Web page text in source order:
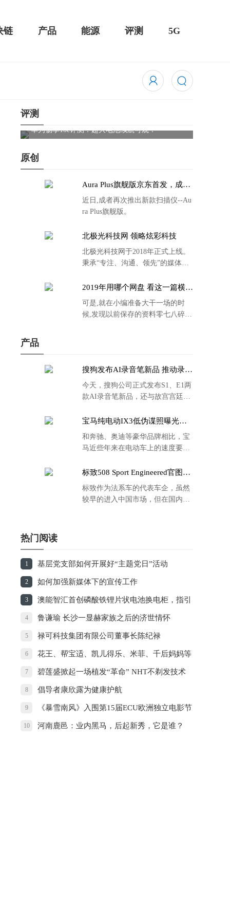
链 产品 能源 评测 5G
评测
骁龙855 Plus横扫千军！黑鲨游戏手机2 Pro评测：
原创
Aura Plus旗舰版京东首发，成者
近日,成者再次推出新款扫描仪--Au
ra Plus旗舰版。
北极光科技网 领略炫彩科技
北极光科技网于2018年正式上线。
秉承“专注、沟通、领先”的媒体理
2019年用哪个网盘 看这一篇横评
可是,就在小编准备大干一场的时
候,发现以前保存的资料零七八碎,
产品
搜狗发布AI录音笔新品 推动录音
今天，搜狗公司正式发布S1、E1两
款AI录音笔新品，还与故宫宫廷文
的故宫宫廷联名款。
宝马纯电动IX3低伪谍照曝光：
和奔驰、奥迪等豪华品牌相比，宝
马近些年来在电动车上的速度要慢
标致508 Sport Engineered官图发
标致作为法系车的代表车企，虽然
较早的进入中国市场，但在国内的
热门阅读
1 基层党支部如何开展好“主题党日”活动
2 如何加强新媒体下的宣传工作
3 澳能智汇首创磷酸铁锂片状电池换电柜，指引
智能“换电”大趋势
4 鲁谦瑜 长沙一显赫家族之后的济世情怀
5 禄可科技集团有限公司董事长陈纪禄
6 花王、帮宝适、凯儿得乐、米菲、千后妈妈等
12款常用婴儿纸尿裤的深度对比！
7 碧莲盛掀起一场植发“革命” NHT不剃发技术
诞生
8 倡导者康欣露为健康护航
9 《暴雪南风》入围第15届ECU欧洲独立电影节
10 河南鹿邑：业内黑马，后起新秀，它是谁？